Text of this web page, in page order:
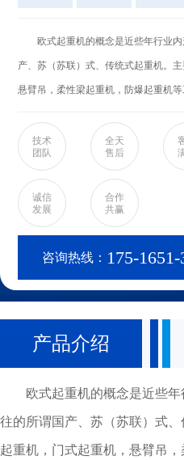
欧式起重机的概念是近些年行业内
产、苏（苏联）式、传统式起重机。
悬臂吊，柔性梁起重机，防爆起重机
车可以前后运行，大车运行等机构，
重机采用独特的设计理念，具有尺寸
重机相比，吊钩至地面（地坪）的极
能贴近前面作业，起升高度更高，实
于起重机具有重量轻，轮压小的特点
齐全。较小的厂房意味着初期建设投
中可以节省一笔可观的资金。
重； 2、 主焊缝均进行无损探伤
（Q235B）； 4、 垂直绕度为按
端梁部分 1、端梁为矩形钢管或钢
一次定位加工，达到允许的偏差范
技术
团队
全天
售后
诚信
发展
合作
共赢
咨询热线： 175-
产品介绍
欧式起重机的概念是近些年
往的所谓国产、苏（苏联）式
起重机，门式起重机，悬臂吊